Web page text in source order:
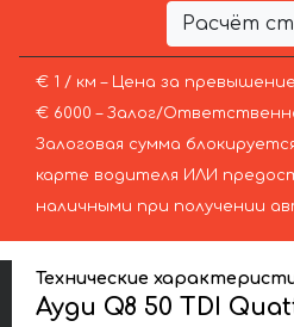
Расчёт
€ 1 / км – Цена за
€ 6000 – Залог/
Залоговая сумма
карте водителя ИЛИ
наличными при получении
Технические
Ауди Q8 50 TDI